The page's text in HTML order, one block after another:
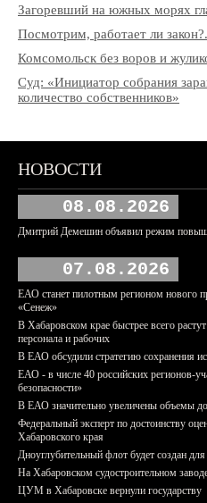
Загоревший на южных морях
Посмотрим, работает ли
Комсомольск без воров и
Суд: «Инициатор собрания
количество собственников»
НОВОСТИ
08.08.2026
Дмитрий Демешин объявил режим
07.08.2026
ЕАО станет пилотным регионом нового
«Сенеж»
В Хабаровском крае быстрее всего
персонала и рабочих
В ЕАО обсудили стратегию сохранения
ЕАО - в числе 40 российских регионов-
безопасности»
В ЕАО значительно увеличены объемы
Федеральный эксперт по достоинству
Хабаровского края
Дноуглубительный флот будет создан
На Хабаровском судостроительном
ЦУМ в Хабаровске вернули государству